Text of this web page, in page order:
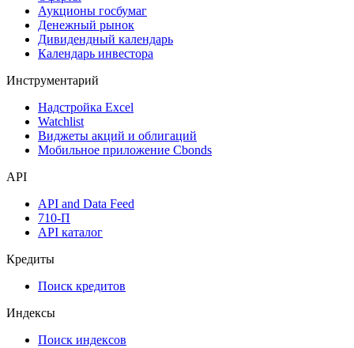
Календарь событий
Дефолты
Размещения
Оферты
Денежный рынок
Календарь инвестора
Инструментарий
Мобильное приложение Cbonds
API
API and Data Feed
API каталог
Кредиты
Поиск кредитов